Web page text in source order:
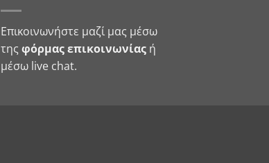
Επικοινωνήστε μαζί μας μέσω
της φόρμας επικοινωνίας ή
μέσω live chat.